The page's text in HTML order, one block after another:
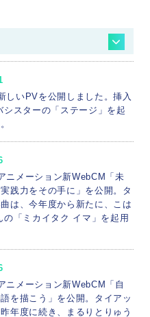
オープンキャンパス
地域交流・連携 就職情報
り組み
部活動
しいPVを公開しました。挿入
シスターの「ステージ」を起
ニメーション新WebCM「未
践力をその手に」を公開。タ
は、今年度から新たに、こは
の「ミカイタク イマ」を起用
ニメーション新WebCM「自
を描こう」を公開。タイアッ
年度に続き、まるりとりゅう